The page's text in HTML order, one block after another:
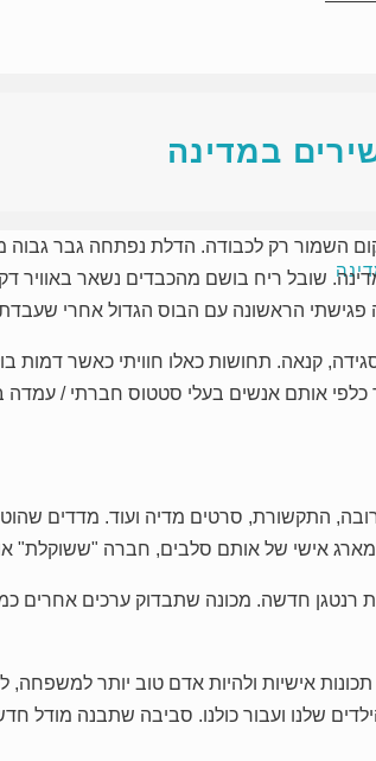
במדינה
המדינה. שובל ריח בושם מהכבדים נשאר
פגישתי הראשונה עם הבוס הגדול אחרי
קנאה. תחושות כאלו חוויתי כאשר דמות
כלפי אותם אנשים בעלי סטטוס חברתי /
התקשורת, סרטים מדיה ועוד. מדדים
מארג אישי של אותם סלבים, חברה
רנטגן חדשה. מכונה שתבדוק ערכים אחרים
אישיות ולהיות אדם טוב יותר למשפחה,
שלנו ועבור כולנו. סביבה שתבנה